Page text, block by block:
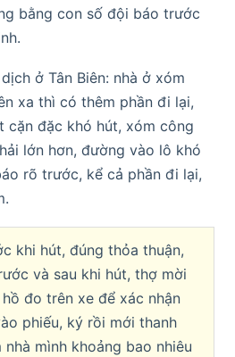
bằng con số đội báo trước
ở Tân Biên: nhà ở xóm
xa thì có thêm phần đi lại,
cặn đặc khó hút, xóm công
lớn hơn, đường vào lô khó
rõ trước, kể cả phần đi lại,
khi hút, đúng thỏa thuận,
và sau khi hút, thợ mời
đo trên xe để xác nhận
phiếu, ký rồi mới thanh
mình khoảng bao nhiêu